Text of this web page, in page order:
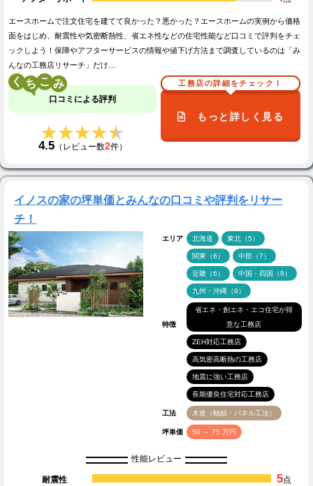
エースホームで注文住宅を建てて良かった？悪かった？エースホームの実例から価格
面をはじめ、耐震性や気密断熱性、省エネ性などの住宅性能など口コミで評判をチェ
ックしよう！保障やアフターサービスの情報や値下げ方法まで調査しているのは「み
んなの工務店リサーチ」だけ…
く こ
口コミによる評判
★★★★★
★★★★★
4.5（レビュー数2件）
工務店の詳細をチェック！
もっと詳しく見る
イノスの家の坪単価とみんなの口コミや評判をリサー
チ！
エリア 北海道 東北（5）
関東（6） 中部（7）
近畿（6） 中国・四国（8）
九州・沖縄（6）
特徴
省エネ・創エネ・エコ住宅が得
意な工務店
ZEH対応工務店
高気密高断熱の工務店
地震に強い工務店
長期優良住宅対応工務店
工法 木造（軸組・パネル工法）
坪単価 50 ～ 75 万円
性能レビュー
耐震性 5点